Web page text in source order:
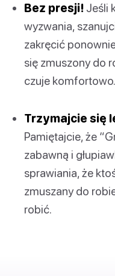
Bez presji! Jeśli
wyzwania,
zakręcić
się zmuszony do
czuje komfortowo.
Trzymajcie się
Pamiętajcie, że
zabawną i
sprawiania, że
zmuszany do
robić.